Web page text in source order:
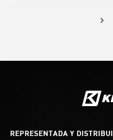
REPRESENTADA Y